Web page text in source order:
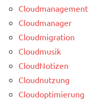
Cloudmanagement
Cloudmanager
Cloudmigration
Cloudmusik
CloudNotizen
Cloudnutzung
Cloudoptimierung